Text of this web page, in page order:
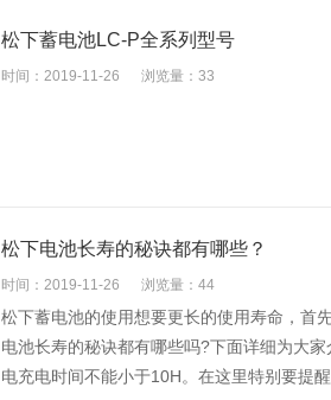
松下蓄电池LC-P全系列型号
时间：2019-11-26 浏览量：33
松下电池长寿的秘诀都有哪些？
时间：2019-11-26 浏览量：44
松下蓄电池的使用想要更长的使用寿命，首
电池长寿的秘诀都有哪些吗?下面详细为大
电充电时间不能小于10H。在这里特别要提